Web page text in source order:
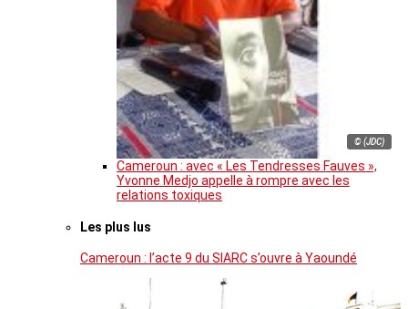
© (JDC)
Cameroun : avec « Les Tendresses Fauves »,
Yvonne Medjo appelle à rompre avec les
relations toxiques
Les plus lus
Cameroun : l’acte 9 du SIARC s’ouvre à Yaoundé